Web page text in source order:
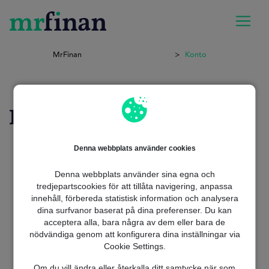
Denna webbplats använder cookies
Denna webbplats använder sina egna och
tredjepartscookies för att tillåta navigering, anpassa
innehåll, förbereda statistisk information och analysera
dina surfvanor baserat på dina preferenser. Du kan
acceptera alla, bara några av dem eller bara de
nödvändiga genom att konfigurera dina inställningar via
Cookie Settings.
MrFinan Konto
Konto
Bankkonto Jämförelse
Bankkonto
Bankkonto Gratis
Företags Bankkonto
Gemensamt Bankkonto
Sparkonto med Ränta